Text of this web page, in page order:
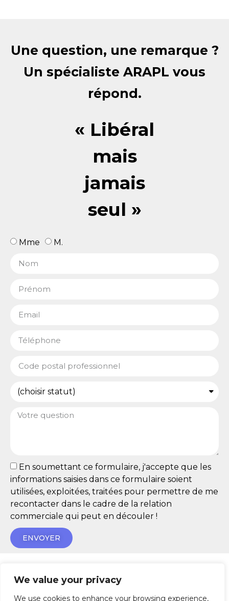
We value your privacy
We use cookies to enhance your browsing experience,
Une question, une remarque ?
Un spécialiste ARAPL vous
répond.
« Libéral
mais
jamais
seul »
Mme M.
En soumettant ce formulaire, j'accepte que les
informations saisies dans ce formulaire soient
utilisées, exploitées, traitées pour permettre de me
recontacter dans le cadre de la relation
commerciale qui peut en découler !
ENVOYER